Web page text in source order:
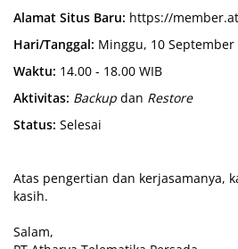
Alamat Situs Baru: https://
Hari/Tanggal: Minggu, 10 September
Waktu: 14.00 - 18.00 WIB
Aktivitas: Backup dan Restore
Status: Selesai
Atas pengertian dan kerjasamanya,
kasih.
Salam,